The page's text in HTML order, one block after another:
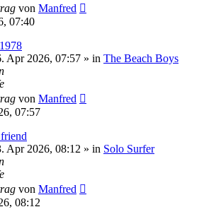
von Manfred
07:40
Apr 2026, 07:57 » in The Beach Boys
von Manfred
07:57
Apr 2026, 08:12 » in Solo Surfer
von Manfred
08:12